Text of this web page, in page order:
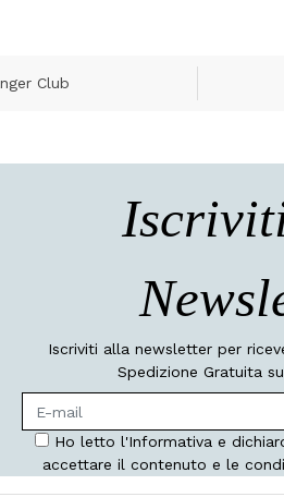
Club
Iscriviti alla newsletter per
Spedizione Gratuita
Ho letto l'Informativa e
accettare il contenuto e le